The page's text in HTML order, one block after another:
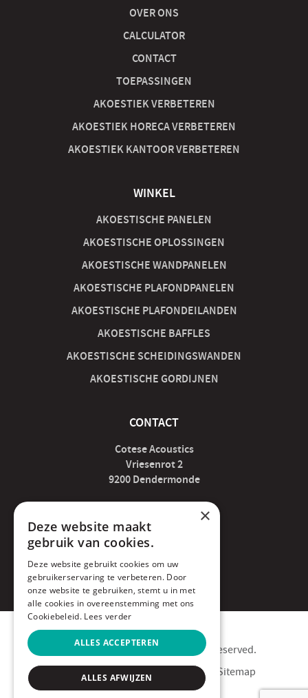
OVER ONS
CALCULATOR
CONTACT
TOEPASSINGEN
AKOESTIEK VERBETEREN
AKOESTIEK HORECA VERBETEREN
AKOESTIEK KANTOOR VERBETEREN
WINKEL
AKOESTISCHE PANELEN
AKOESTISCHE OPLOSSINGEN
AKOESTISCHE WANDPANELEN
AKOESTISCHE PLAFONDPANELEN
AKOESTISCHE PLAFONDEILANDEN
AKOESTISCHE BAFFLES
AKOESTISCHE SCHEIDINGSWANDEN
AKOESTISCHE GORDIJNEN
CONTACT
Cotese Acoustics
Vriesenrot 2
9200 Dendermonde
acoustics@cotese.be
052 89 07 04
BE0676.466.320
Copyright © 2020 Cotese. All rights reserved.
Privacy Policy
Cookie Policy
Sitemap
×
Deze website maakt
gebruik van cookies.
Deze website gebruikt cookies om uw
gebruikerservaring te verbeteren. Door
onze website te gebruiken, stemt u in met
alle cookies in overeenstemming met ons
Cookiebeleid. Lees verder
ALLES ACCEPTEREN
ALLES AFWIJZEN